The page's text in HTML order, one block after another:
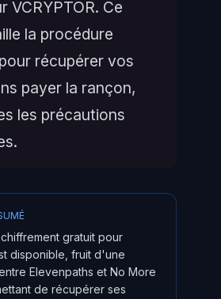
VCRYPTOR. Ce
la procédure
récupérer vos
payer la rançon,
les précautions
gratuit pour
disponible, fruit d'une
Elevenpaths et No More
de récupérer ses